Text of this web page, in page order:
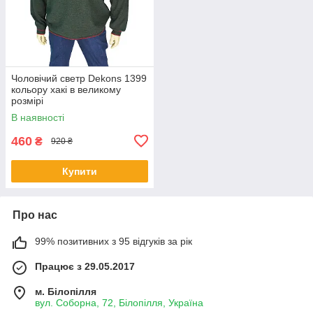
Чоловічий светр Dekons 1399
кольору хакі в великому
розмірі
В наявності
460 ₴ 920 ₴
Купити
Про нас
99% позитивних з 95 відгуків за рік
Працює з 29.05.2017
м. Білопілля
вул. Соборна, 72, Білопілля, Україна